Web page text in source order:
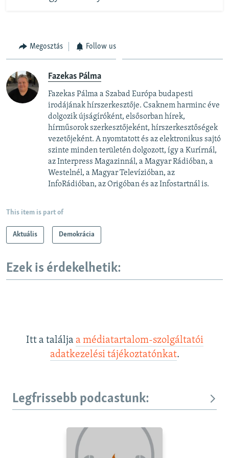
Megosztás Follow us
Fazekas Pálma
Fazekas Pálma a Szabad Európa budapesti
irodájának hírszerkesztője. Csaknem harminc éve
dolgozik újságíróként, elsősorban hírek,
hírműsorok szerkesztőjeként, hírszerkesztőségek
vezetőjeként. A nyomtatott és az elektronikus sajtó
szinte minden területén dolgozott, így a Kurírnál,
az Interpress Magazinnál, a Magyar Rádióban, a
Westelnél, a Magyar Televízióban, az
InfoRádióban, az Origóban és az Infostartnál is.
This item is part of
Aktuális Demokrácia
Ezek is érdekelhetik:
Itt a találja a médiatartalom-szolgáltatói
adatkezelési tájékoztatónkat.
Legfrissebb podcastunk: